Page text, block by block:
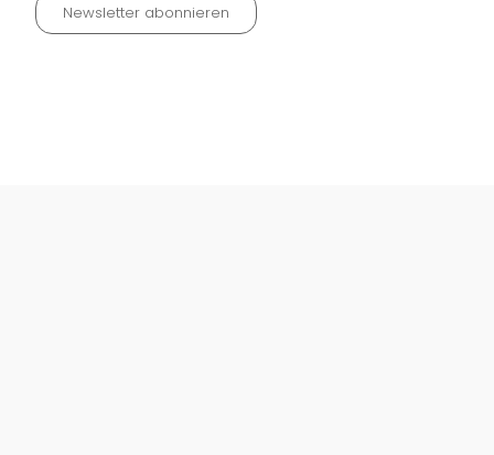
Newsletter abonnieren